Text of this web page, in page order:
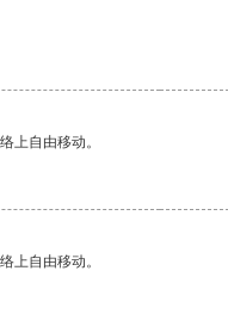
上自由移动。
上自由移动。